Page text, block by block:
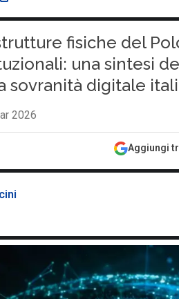
fisiche del
una sintesi
sovranità digitale
2026
Aggiungi